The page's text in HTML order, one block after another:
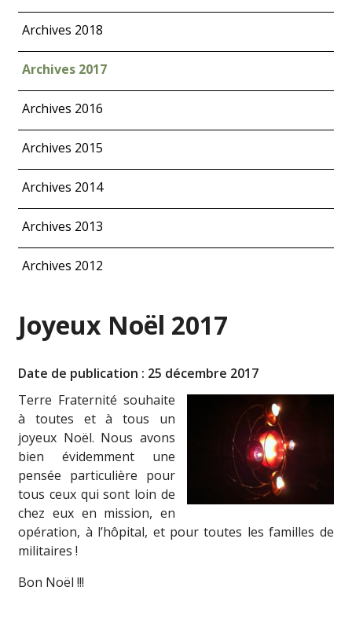
Archives 2018
Archives 2017
Archives 2016
Archives 2015
Archives 2014
Archives 2013
Archives 2012
Joyeux Noël 2017
Date de publication : 25 décembre 2017
Terre Fraternité souhaite
à toutes et à tous un
joyeux Noël. Nous avons
bien évidemment une
pensée particulière pour
tous ceux qui sont loin de
chez eux en mission, en
opération, à l’hôpital, et pour toutes les familles de
militaires !
Bon Noël !!!